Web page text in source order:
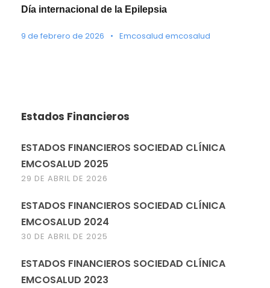
Día internacional de la Epilepsia
9 de febrero de 2026 • Emcosalud emcosalud
Estados Financieros
ESTADOS FINANCIEROS SOCIEDAD CLÍNICA
EMCOSALUD 2025
29 DE ABRIL DE 2026
ESTADOS FINANCIEROS SOCIEDAD CLÍNICA
EMCOSALUD 2024
30 DE ABRIL DE 2025
ESTADOS FINANCIEROS SOCIEDAD CLÍNICA
EMCOSALUD 2023